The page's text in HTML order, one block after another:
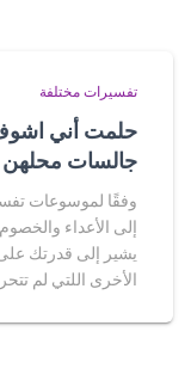
تفسيرات مختلفة
حلمت أني اشوف
جالسات محلهن
وفقًا لموسوعات
إلى الأعداء
يشير إلى قدرتك على
الأخرى اللتي لم